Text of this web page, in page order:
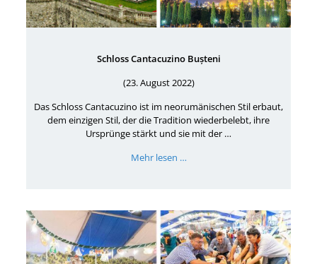
Schloss Cantacuzino Bușteni
(23. August 2022)
Das Schloss Cantacuzino ist im neorumänischen Stil erbaut,
dem einzigen Stil, der die Tradition wiederbelebt, ihre
Ursprünge stärkt und sie mit der …
Mehr lesen …